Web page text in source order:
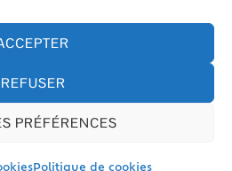
REFUSER
PRÉFÉRENCES
Politique de cookies
de cookies (UE)